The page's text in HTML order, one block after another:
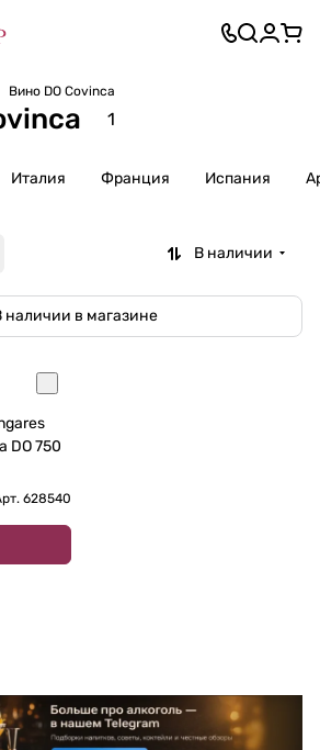
Вино DO Covinca
1
Италия Франция Испания
В наличии
наличии в магазине
628540